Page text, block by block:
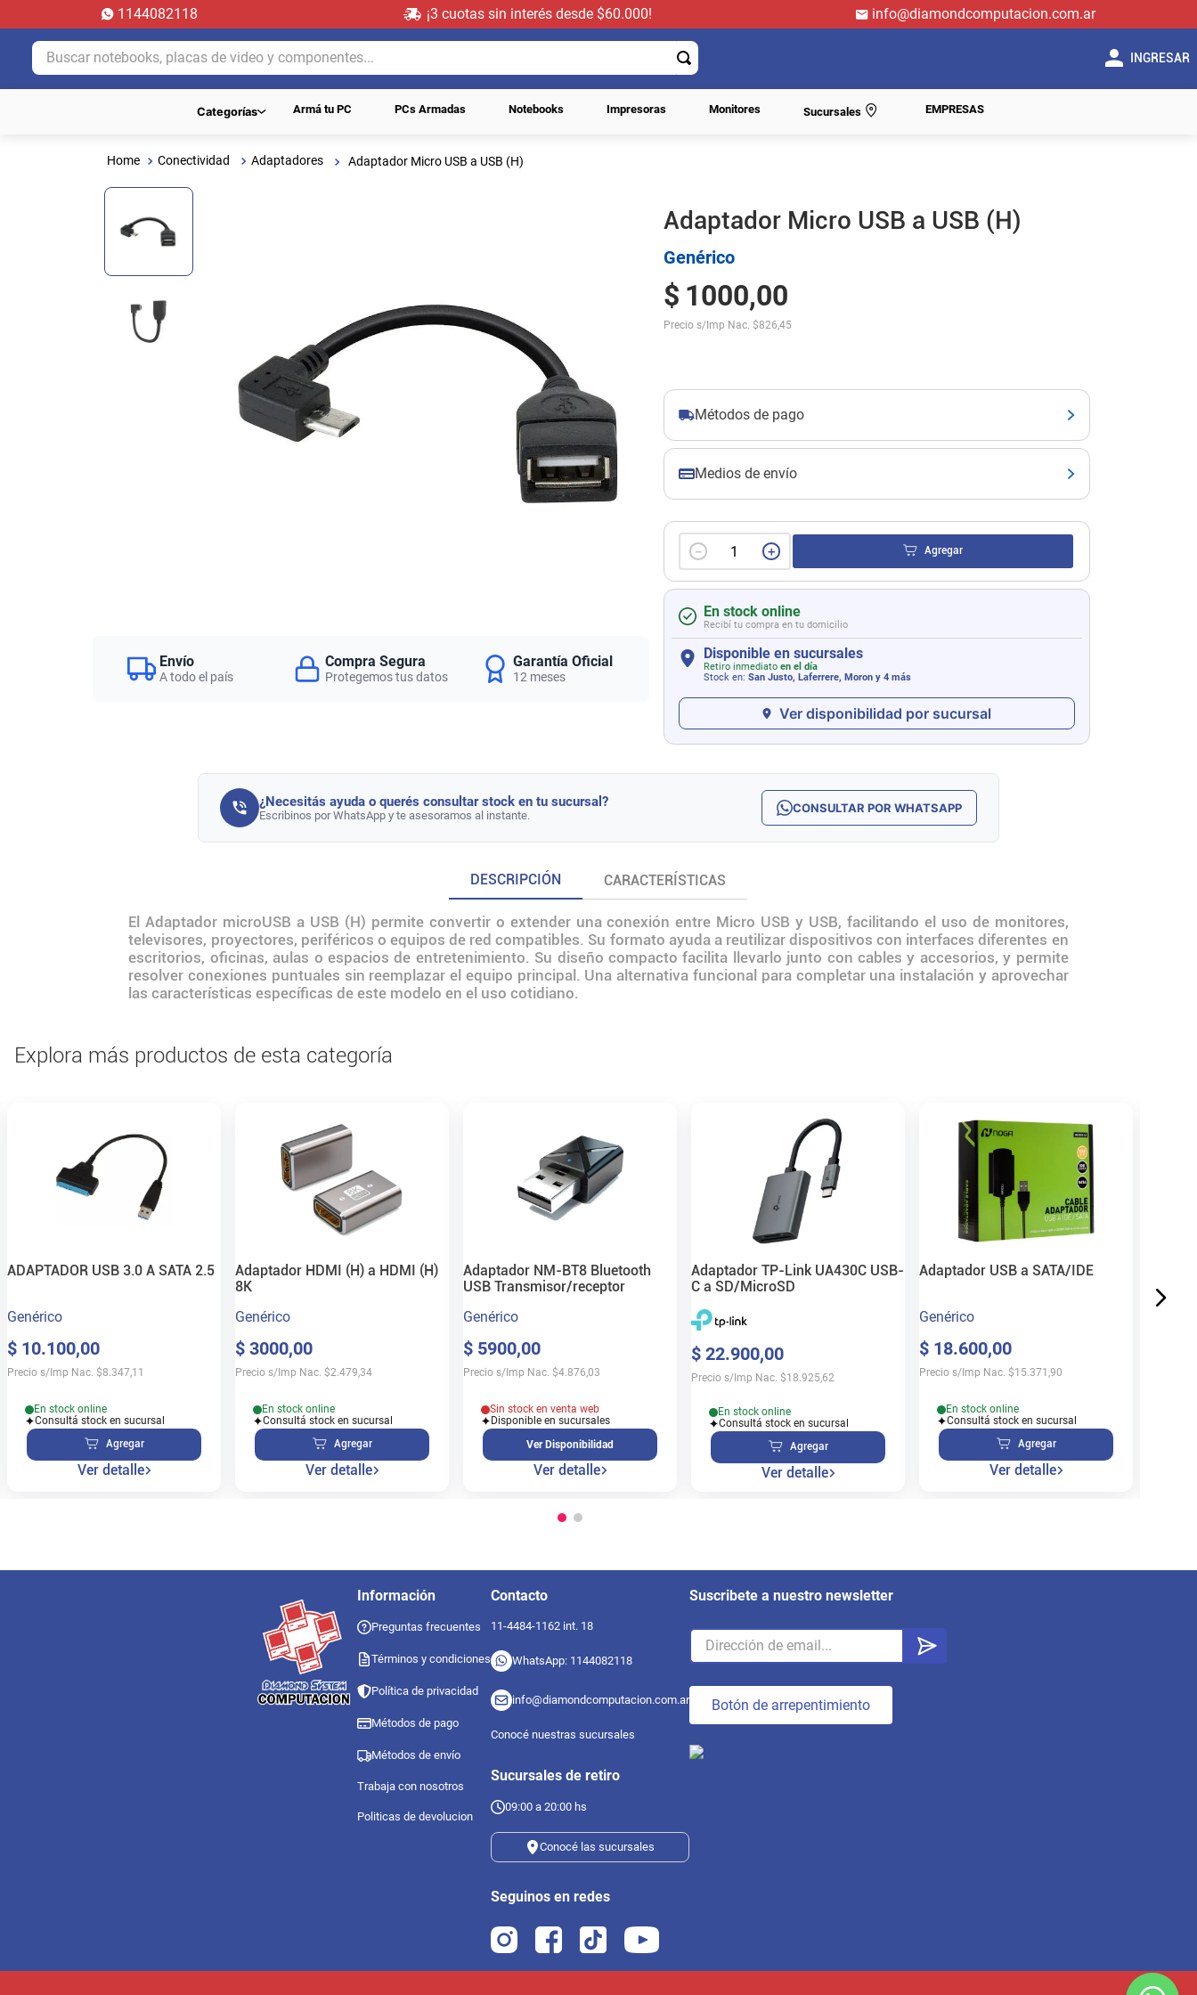
1144082118 ¡3 cuotas sin interés desde $60.000!
info@diamondcomputacion.com.ar
Buscar notebooks, placas de video y componentes...
INGRESAR
Categorías Armá tu PC PCs Armadas Notebooks Impresoras Monitores Sucursales EMPRESAS
Conectividad Adaptadores Adaptador Micro USB a USB (H)
Envío
A todo el país
Compra Segura
Protegemos tus datos
Garantía Oficial
12 meses
Adaptador Micro USB a USB (H)
Genérico
$ 1000,00
Precio s/Imp Nac. $826,45
Métodos de pago
Medios de envío
＋
－ Agregar
En stock online
Recibí tu compra en tu domicilio
Disponible en sucursales
Retiro inmediato en el día
Stock en: San Justo, Laferrere, Morony 4 más
Ver disponibilidad por sucursal
¿Necesitás ayuda o querés consultar stock en tu sucursal?
Escribinos por WhatsApp y te asesoramos al instante. CONSULTAR POR WHATSAPP
DESCRIPCIÓN CARACTERÍSTICAS
El Adaptador microUSB a USB (H) permite convertir o extender una conexión entre Micro USB y USB, facilitando el uso de monitores,
televisores, proyectores, periféricos o equipos de red compatibles. Su formato ayuda a reutilizar dispositivos con interfaces diferentes en
escritorios, oficinas, aulas o espacios de entretenimiento. Su diseño compacto facilita llevarlo junto con cables y accesorios, y permite
resolver conexiones puntuales sin reemplazar el equipo principal. Una alternativa funcional para completar una instalación y aprovechar
las características específicas de este modelo en el uso cotidiano.
Explora más productos de esta categoría
ADAPTADOR USB 3.0 A SATA 2.5
Genérico
$ 10.100,00
Precio s/Imp Nac. $8.347,11
En stock online
Consultá stock en sucursal
Agregar
Ver detalle
Adaptador HDMI (H) a HDMI (H)
8K
Genérico
$ 3000,00
Precio s/Imp Nac. $2.479,34
En stock online
Consultá stock en sucursal
Agregar
Ver detalle
Adaptador NM-BT8 Bluetooth
USB Transmisor/receptor
Genérico
$ 5900,00
Precio s/Imp Nac. $4.876,03
Sin stock en venta web
Disponible en sucursales
Ver Disponibilidad
Ver detalle
Adaptador TP-Link UA430C USB-
C a SD/MicroSD
$ 22.900,00
Precio s/Imp Nac. $18.925,62
En stock online
Consultá stock en sucursal
Agregar
Ver detalle
Adaptador USB a SATA/IDE
Genérico
$ 18.600,00
Precio s/Imp Nac. $15.371,90
En stock online
Consultá stock en sucursal
Agregar
Ver detalle
Información
Preguntas frecuentes
Términos y condiciones
Política de privacidad
Métodos de pago
Métodos de envío
Trabaja con nosotros
Politicas de devolucion
Contacto
11-4484-1162 int. 18
WhatsApp: 1144082118
info@diamondcomputacion.com.ar
Conocé nuestras sucursales
Sucursales de retiro
09:00 a 20:00 hs
Conocé las sucursales
Seguinos en redes
Suscribete a nuestro newsletter
Botón de arrepentimiento